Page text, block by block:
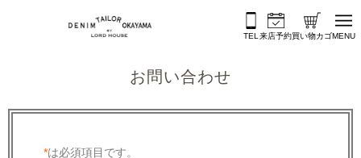
TEL 来店予約買い物カゴMENU
お問い合わせ
*は必須項目です。